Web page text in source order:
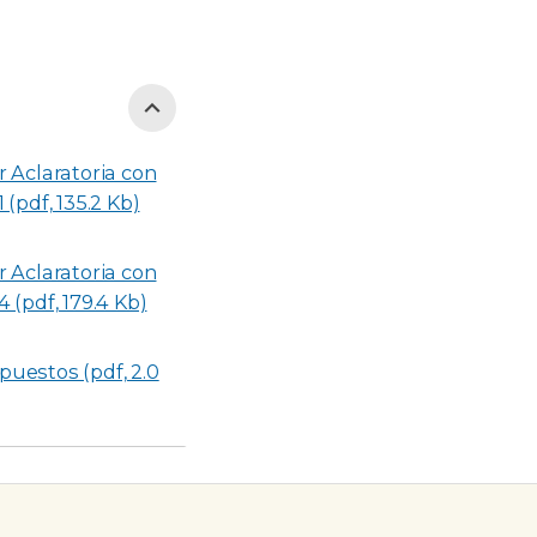
Aclaratoria con
135.2 Kb)
Aclaratoria con
(pdf, 179.4 Kb)
(pdf, 2.0